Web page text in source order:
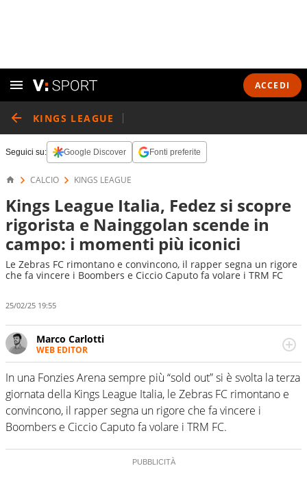
ACCEDI
KINGS LEAGUE
Seguici su: Google Discover Fonti preferite
CALCIO KINGS LEAGUE
Kings League Italia, Fedez si scopre
rigorista e Nainggolan scende in
campo: i momenti più iconici
Le Zebras FC rimontano e convincono, il rapper segna un rigore
che fa vincere i Boombers e Ciccio Caputo fa volare i TRM FC
25/02/25 19:55
Marco Carlotti
WEB EDITOR
(Quasi) giornalista pubblicista, marchigiano d’origine ma
bolognese - e rossoblù - d’adozione. Osserva il calcio
nella sua veste tecnica e tattica, ma ne racconta il lato
corporate e di comunicazione strategica
In una Fonzies Arena sempre più “sold out” si è svolta la terza
giornata della Kings League Italia, le Zebras FC rimontano e
convincono, il rapper segna un rigore che fa vincere i
Boombers e Ciccio Caputo fa volare i TRM FC.